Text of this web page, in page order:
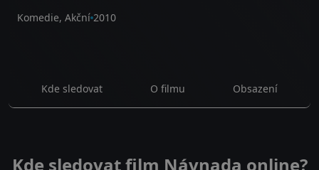
Komedie, Akční 2010
Kde sledovat O filmu Obsazení
Kde sledovat film Návnada online?